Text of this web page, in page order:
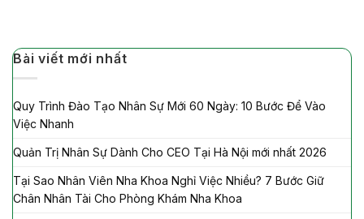
Bài viết mới nhất
Quy Trình Đào Tạo Nhân Sự Mới 60 Ngày: 10 Bước Để Vào
Việc Nhanh
Quản Trị Nhân Sự Dành Cho CEO Tại Hà Nội mới nhất 2026
Tại Sao Nhân Viên Nha Khoa Nghỉ Việc Nhiều? 7 Bước Giữ
Chân Nhân Tài Cho Phòng Khám Nha Khoa